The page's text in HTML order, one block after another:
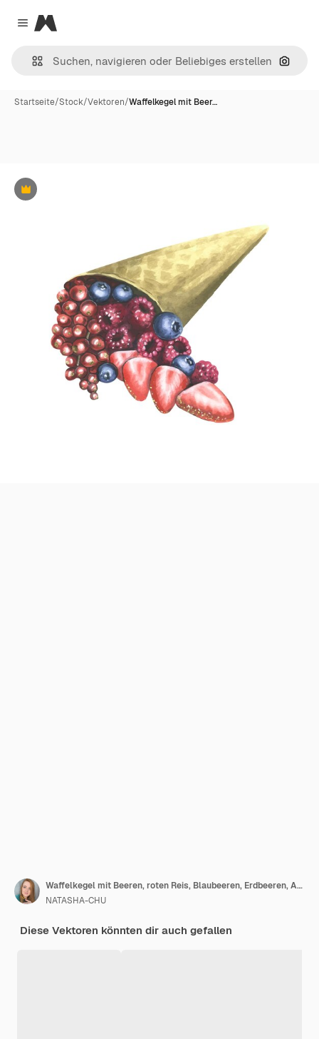
Close menu
Magnific
Nach
Startseite/Stock/Vektoren/Waffelkegel mit Beer…
Premium
Waffelkegel mit Beeren, roten Reis, Blaubeeren, Erdbeeren, Aquarell, eine isolierte Illustration
NATASHA-CHU
Diese Vektoren könnten dir auch gefallen